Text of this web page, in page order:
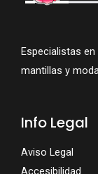
Especialistas
mantillas y
Info Legal
Aviso Legal
Accesibilidad